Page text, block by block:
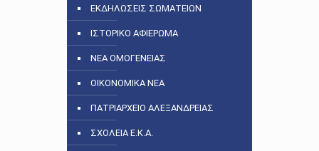
ΕΚΔΗΛΩΣΕΙΣ ΣΩΜΑΤΕΙΩΝ
ΙΣΤΟΡΙΚΟ ΑΦΙΕΡΩΜΑ
ΝΕΑ ΟΜΟΓΕΝΕΙΑΣ
ΟΙΚΟΝΟΜΙΚΑ ΝΕΑ
ΠΑΤΡΙΑΡΧΕΙΟ ΑΛΕΞΑΝΔΡΕΙΑΣ
ΣΧΟΛΕΙΑ Ε.Κ.Α.